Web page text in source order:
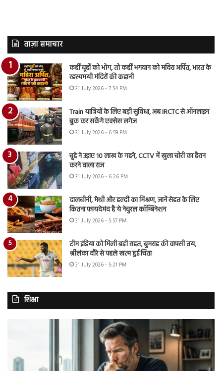
ताज़ा समाचार
कहीं चूहों को भोग, तो कहीं भगवान को मदिरा अर्पित, भारत के
रहस्यमयी मंदिरों की कहानी
31 July 2026 - 7:54 PM
Train यात्रियों के लिए बड़ी सुविधा, अब IRCTC से ऑनलाइन
बुक कर सकेंगे एक्सेस लगेज
31 July 2026 - 6:59 PM
चूहे ने उड़ाए 10 लाख के गहने, CCTV में खुला चोरी का हैरान
करने वाला राज
31 July 2026 - 6:26 PM
दालचीनी, मेथी और हल्दी का मिश्रण, जानें सेहत के लिए
कितना फायदेमंद है ये नेचुरल कॉम्बिनेशन
31 July 2026 - 5:57 PM
टीम इंडिया को मिली बड़ी राहत, बुमराह की वापसी तय,
श्रीलंका दौरे से पहले खत्म हुई चिंता
31 July 2026 - 5:21 PM
शिक्षा